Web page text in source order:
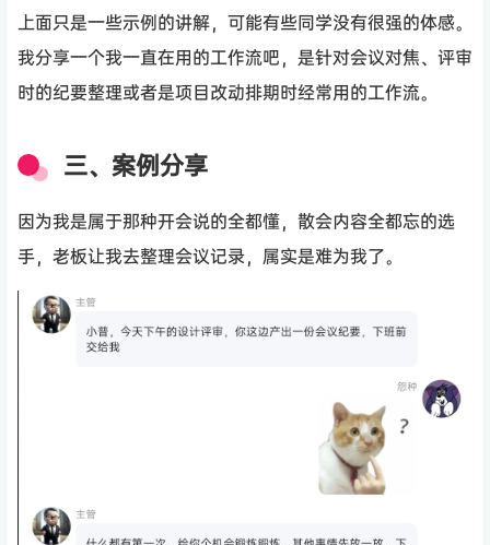
上面只是一些示例的讲解，可能有些同学没有很强的体感。
我分享一个我一直在用的工作流吧，是针对会议对焦、评审
时的纪要整理或者是项目改动排期时经常用的工作流。
三、案例分享
因为我是属于那种开会说的全都懂，散会内容全都忘的选
手，老板让我去整理会议记录，属实是难为我了。